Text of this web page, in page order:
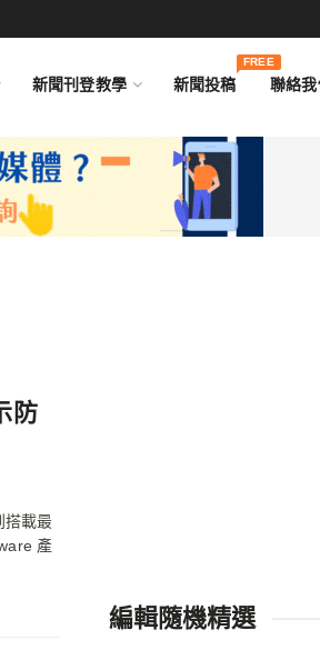
新聞刊登教學 新聞投稿
FREE
聯絡
防
搭載最
產
編輯隨機精選